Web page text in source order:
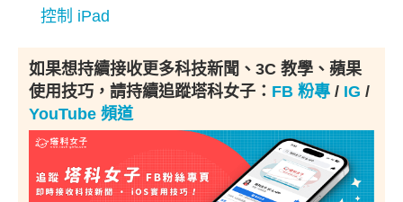
控制 iPad
如果想持續接收更多科技新聞、3C 教學、蘋果
使用技巧，請持續追蹤塔科女子： FB 粉專 / IG /
YouTube 頻道